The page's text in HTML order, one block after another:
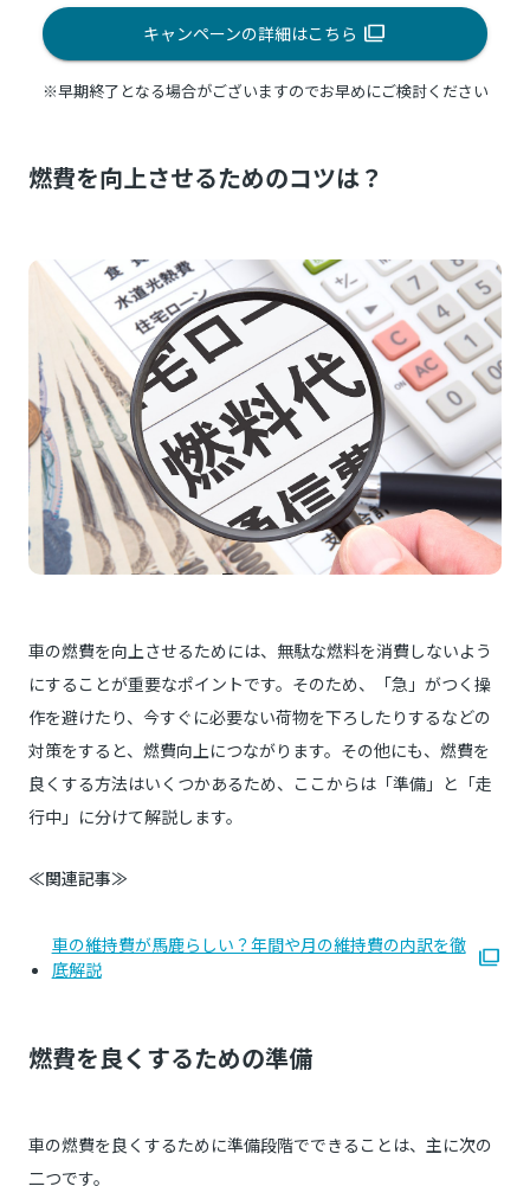
キャンペーンの詳細はこちら
※早期終了となる場合がございますのでお早めにご検討ください
燃費を向上させるためのコツは？
車の燃費を向上させるためには、無駄な燃料を消費しないよう
にすることが重要なポイントです。そのため、「急」がつく操
作を避けたり、今すぐに必要ない荷物を下ろしたりするなどの
対策をすると、燃費向上につながります。その他にも、燃費を
良くする方法はいくつかあるため、ここからは「準備」と「走
行中」に分けて解説します。
≪関連記事≫
車の維持費が馬鹿らしい？年間や月の維持費の内訳を徹
底解説
燃費を良くするための準備
車の燃費を良くするために準備段階でできることは、主に次の
二つです。